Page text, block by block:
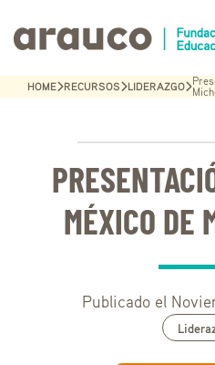
HOME RECURSOS LIDERAZGO
MÉXICO DE
Publicado el